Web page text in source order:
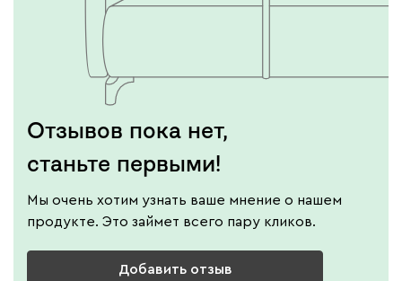
Отзывов пока нет,
станьте первыми!
Мы очень хотим узнать ваше мнение о нашем
продукте. Это займет всего пару кликов.
Добавить отзыв